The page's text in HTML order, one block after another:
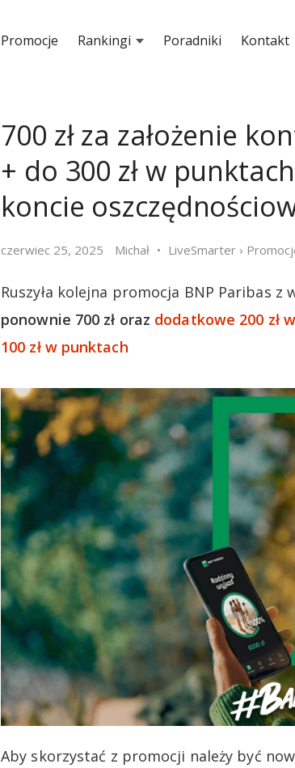
Promocje Rankingi Poradniki Kontakt
700 zł za założenie
+ do 300 zł w
koncie
czerwiec 25, 2025 Michał LiveSmarter ›
Ruszyła kolejna promocja BNP Paribas
ponownie 700 zł oraz dodatkowe 200 zł
100 zł w punktach
Aby skorzystać z promocji należy być